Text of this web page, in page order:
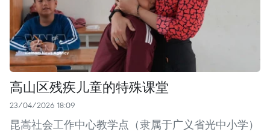
高山区残疾儿童的特殊课堂
23/04/2026 18:09
昆嵩社会工作中心教学点（隶属于广义省光中小学）